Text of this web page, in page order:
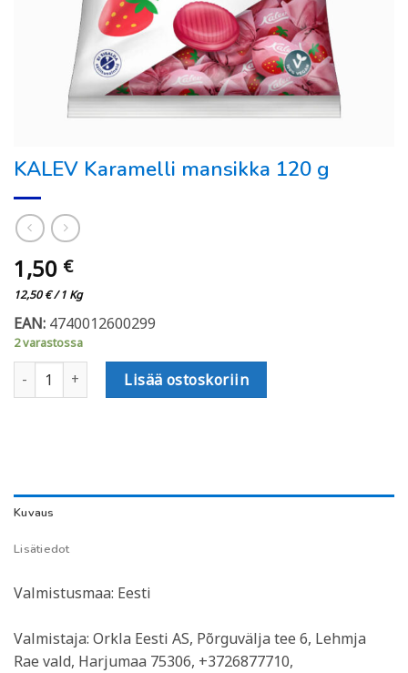
KALEV Karamelli mansikka 120 g
1,50 €
12,50€/ 1 Kg
EAN: 4740012600299
2 varastossa
KALEV Karamelli mansikka 120 g määrä
Lisää ostoskoriin
Kuvaus
Lisätiedot
Valmistusmaa: Eesti
Valmistaja: Orkla Eesti AS, Põrguvälja tee 6, Lehmja
Rae vald, Harjumaa 75306, +3726877710,